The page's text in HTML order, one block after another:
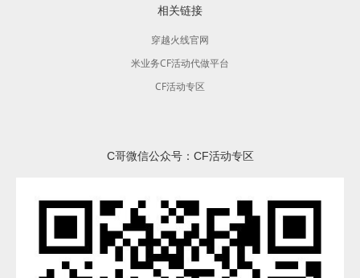
相关链接
穿越火线官网
米业务CF活动代做平台
CF活动专区
C哥微信公众号：CF活动专区